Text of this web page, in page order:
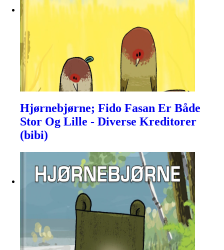
Hjørnebjørne; Fido Fasan Er Både
Stor Og Lille - Diverse Kreditorer
(bibi)